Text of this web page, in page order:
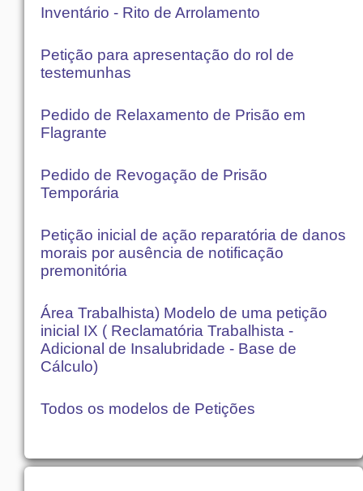
Inventário - Rito de Arrolamento
Petição para apresentação do rol de
testemunhas
Pedido de Relaxamento de Prisão em
Flagrante
Pedido de Revogação de Prisão
Temporária
Petição inicial de ação reparatória de danos
morais por ausência de notificação
premonitória
Área Trabalhista) Modelo de uma petição
inicial IX ( Reclamatória Trabalhista -
Adicional de Insalubridade - Base de
Cálculo)
Todos os modelos de Petições